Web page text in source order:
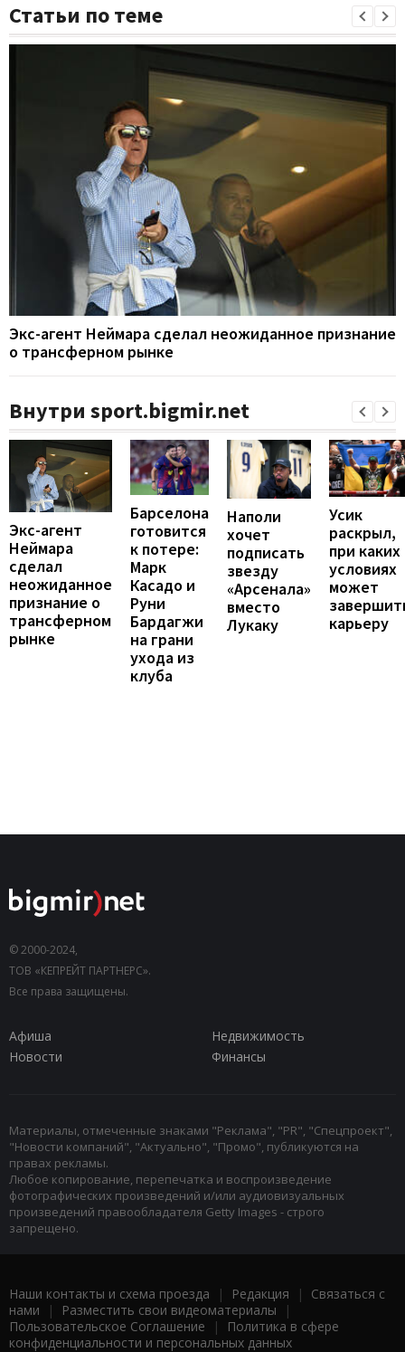
Статьи по теме
Экс-агент Неймара сделал неожиданное признание
о трансферном рынке
Внутри sport.bigmir.net
Экс-агент
Неймара
сделал
неожиданное
признание о
трансферном
рынке
Барселона
готовится
к потере:
Марк
Касадо и
Руни
Бардагжи
на грани
ухода из
клуба
Наполи
хочет
подписать
звезду
«Арсенала»
вместо
Лукаку
Усик
раскрыл,
при каких
условиях
может
карьеру
© 2000-2024,
ТОВ «КЕПРЕЙТ ПАРТНЕРС».
Все права защищены.
Афиша
Недвижимость
Новости
Финансы
Материалы, отмеченные знаками "Реклама", "PR", "Спецпроект",
"Новости компаний", "Актуально", "Промо", публикуются на
правах рекламы.
Любое копирование, перепечатка и воспроизведение
фотографических произведений и/или аудиовизуальных
произведений правообладателя Getty Images - строго
запрещено.
Наши контакты и схема проезда | Редакция | Связаться с
нами | Разместить свои видеоматериалы |
Пользовательское Соглашение |
Политика в сфере
конфиденциальности и персональных данных